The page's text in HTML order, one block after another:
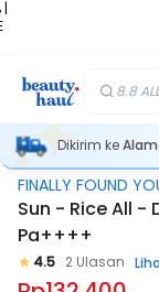
|
8.8
Dikirim ke
FINALLY FOUND
Sun - Rice All -
Pa++++
4.5 2 Ulasan